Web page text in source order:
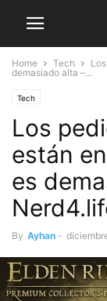
Home Tech
demasiado alta –...
Tech
Los
están
es
By Ayhan -